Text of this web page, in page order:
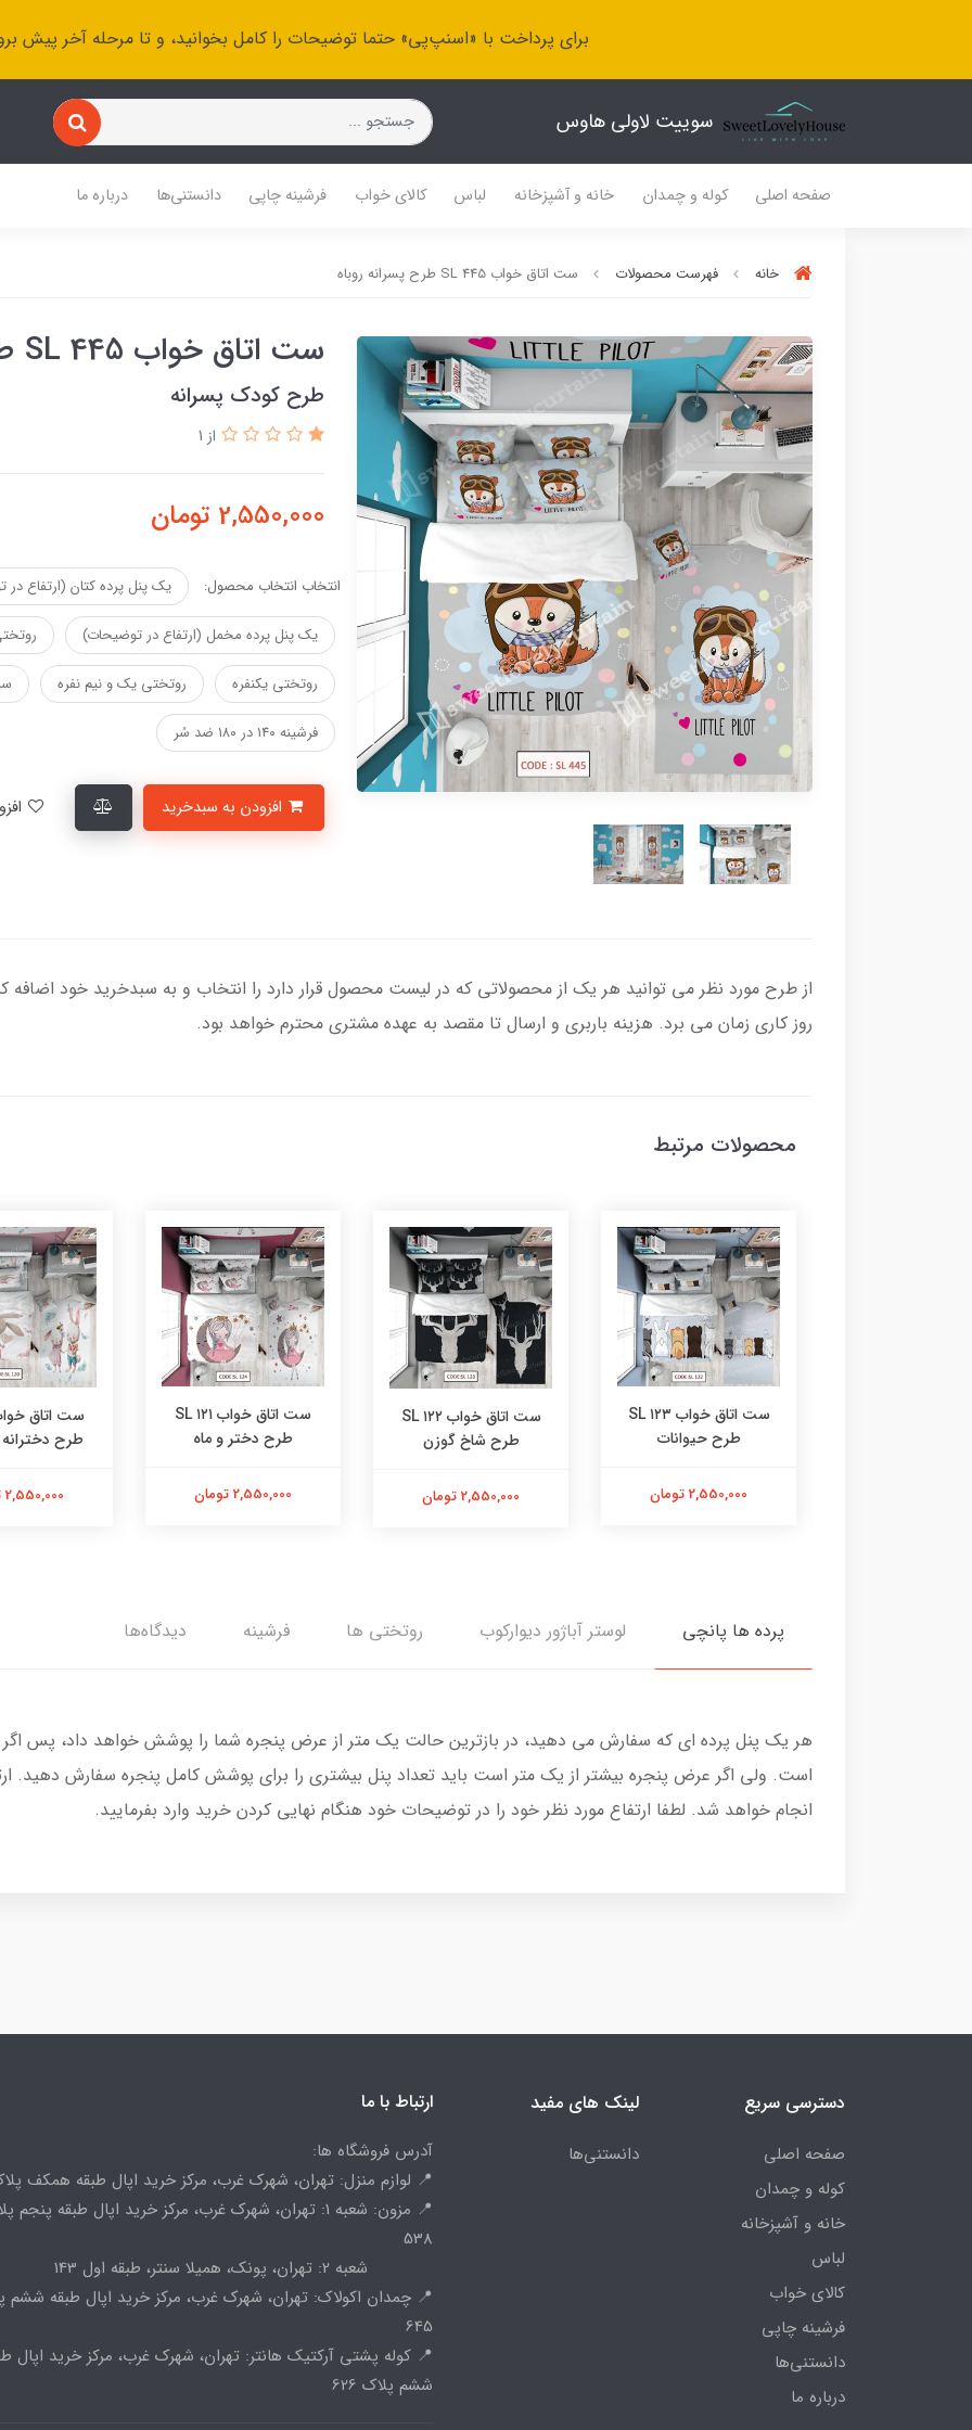
برای پرداخت با «اسنپ‌پی» حتما توضیحات را کامل بخوانید، و تا مرحله آخر پیش
سوییت لاولی هاوس
صفحه اصلی کوله و چمدان خانه و آشپزخانه لباس کالای خواب فرشینه چاپی دانستنی‌ها درباره ما
خانه فهرست محصولات ست اتاق خواب SL 445 طرح پسرانه روباه
ست اتاق خواب SL 445 طرح پسرانه روباه
طرح کودک پسرانه
از 1
2,550,000 تومان
انتخاب انتخاب محصول: یک پنل پرده کتان (ارتفاع
یک پنل پرده مخمل (ارتفاع در توضیحات)
روتختی یکنفره روتختی یک و نیم نفره
فرشینه ۱۴۰ در ۱۸۰ ضد سُر
روز کاری زمان می برد. هزینه باربری و ارسال تا مقصد به عهده مشتری محترم خواهد بود.
محصولات مرتبط
ست اتاق خواب ۱۲۳ SL
طرح حیوانات
2,550,000 تومان
ست اتاق خواب ۱۲۲ SL
طرح شاخ گوزن
2,550,000 تومان
ست اتاق خواب ۱۲۱ SL
طرح دختر و ماه
2,550,000 تومان
طرح
2,550,000 تومان
پرده ها پانچی لوستر آباژور دیوارکوب روتختی ها فرشینه دیدگاه‌ها
هر یک پنل پرده ای که سفارش می دهید، در بازترین حالت یک متر از عرض پنجره شما را پوشش خواهد داد، پس
است. ولی اگر عرض پنجره بیشتر از یک متر است باید تعداد پنل بیشتری را برای پوشش کامل پنجره سفارش دهید.
انجام خواهد شد. لطفا ارتفاع مورد نظر خود را در توضیحات خود هنگام نهایی کردن خرید وارد بفرمایید.
دسترسی سریع
صفحه اصلی
کوله و چمدان
خانه و آشپزخانه
لباس
کالای خواب
فرشینه چاپی
دانستنی‌ها
درباره ما
لینک های مفید
دانستنی‌ها
ارتباط با ما
آدرس فروشگاه ها:
📍 لوازم منزل: تهران، شهرک غرب، مرکز خرید اپال طبقه همکف پلاک
📍 مزون: شعبه 1: تهران، شهرک غرب، مرکز خرید اپال طبقه پنجم
538
شعبه 2: تهران، پونک، همیلا سنتر، طبقه اول 143
📍 چمدان اکولاک: تهران، شهرک غرب، مرکز خرید اپال طبقه ششم
645
📍 کوله پشتی آرکتیک هانتر: تهران، شهرک غرب، مرکز خرید اپال
ششم پلاک 626